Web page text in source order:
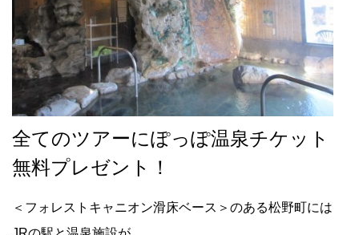
全てのツアーにぽっぽ温泉チケット
無料プレゼント！
＜フォレストキャニオン滑床ベース＞のある松野町には